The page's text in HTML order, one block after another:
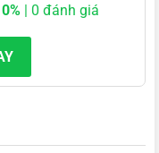
0% | 0 đánh giá